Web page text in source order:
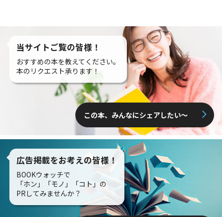
当サイトご覧の皆様！
おすすめの本を教えてください。
本のリクエスト承ります！
この本、みんなにシェアしたい〜
広告掲載をお考えの皆様！
BOOKウォッチで
「ホン」「モノ」「コト」の
PRしてみませんか？